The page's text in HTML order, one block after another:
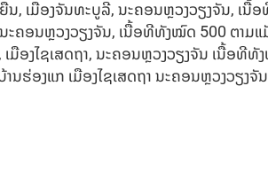
ນ, ເມືອງຈັນທະບູລີ, ນະຄອນຫຼວງວຽງຈັນ, ເ
ະຄອນຫຼວງວຽງຈັນ, ເນື້ອທີທັງໝົດ 500 ຕາມແ
ອງໄຊເສດຖາ, ນະຄອນຫຼວງວຽງຈັນ ເນື້ອທີທັ
ຮ່ອງແກ ເມືອງໄຊເສດຖາ ນະຄອນຫຼວງວຽງ